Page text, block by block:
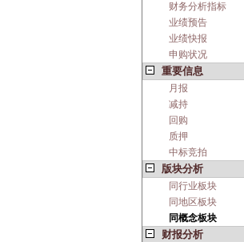
财务分析指标
业绩预告
业绩快报
申购状况
重要信息
月报
减持
回购
质押
中标竞拍
版块分析
同行业板块
同地区板块
同概念板块
财报分析